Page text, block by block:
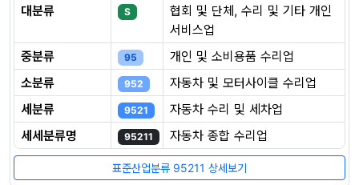
대분류
S
협회 및 단체, 수리 및 기타 개인
서비스업
중분류
95
개인 및 소비용품 수리업
소분류
952
자동차 및 모터사이클 수리업
세분류
9521
자동차 수리 및 세차업
세세분류명
95211 자동차 종합 수리업
표준산업분류 95211 상세보기